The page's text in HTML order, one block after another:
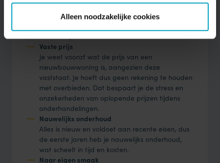
Alleen noodzakelijke cookies
notaris- en kadasterkosten voor de overdacht
betaalt. Hierdoor valt de koopsom lager uit dan
kosten koper.
Vaste prijs
Je weet vooraf wat de prijs van een
nieuwbouwwoning is, aangezien deze
vaststaat. Je hoeft dus geen rekening te houden
met overbieden. Dat bespaart je de stress en
onzekerheden van oplopende prijzen tijdens
onderhandelingen.
Nauwelijks onderhoud
Alles is nieuw en voldoet aan recente eisen, dus
de eerste jaren heb je nauwelijks onderhoud,
wat scheelt in tijd en kosten.
Naar eigen smaak